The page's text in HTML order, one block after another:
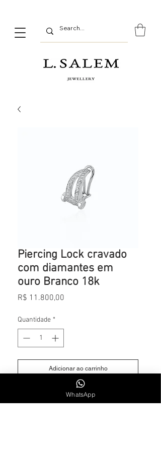
Piercing Lock cravado
com diamantes em
ouro Branco 18k
R$ 11.800,00
Quantidade *
Adicionar ao carrinho
0.75cts de Diamantes
WhatsApp